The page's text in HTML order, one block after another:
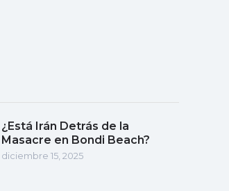
¿Está Irán Detrás de la
Masacre en Bondi Beach?
diciembre 15, 2025